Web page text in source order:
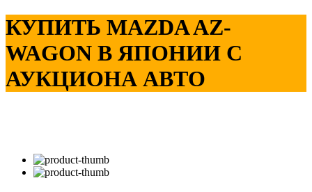
КУПИТЬ MAZDA AZ-
WAGON В ЯПОНИИ С
АУКЦИОНА АВТО